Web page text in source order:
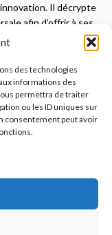
des technologies
informations des
permettra de traiter
ou les ID uniques sur
consentement peut avoir
Il décrypte
afin d’offrir à ses